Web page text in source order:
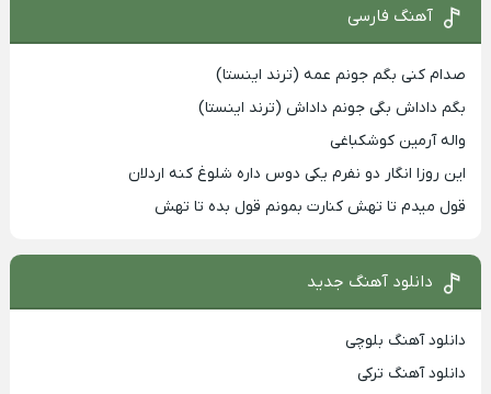
آهنگ فارسی
صدام کنی بگم جونم عمه (ترند اینستا)
بگم داداش بگی جونم داداش (ترند اینستا)
واله آرمین کوشکباغی
این روزا انگار دو نفرم یکی دوس داره شلوغ کنه اردلان
قول میدم تا تهش کنارت بمونم قول بده تا تهش
دانلود آهنگ جدید
دانلود آهنگ بلوچی
دانلود آهنگ ترکی